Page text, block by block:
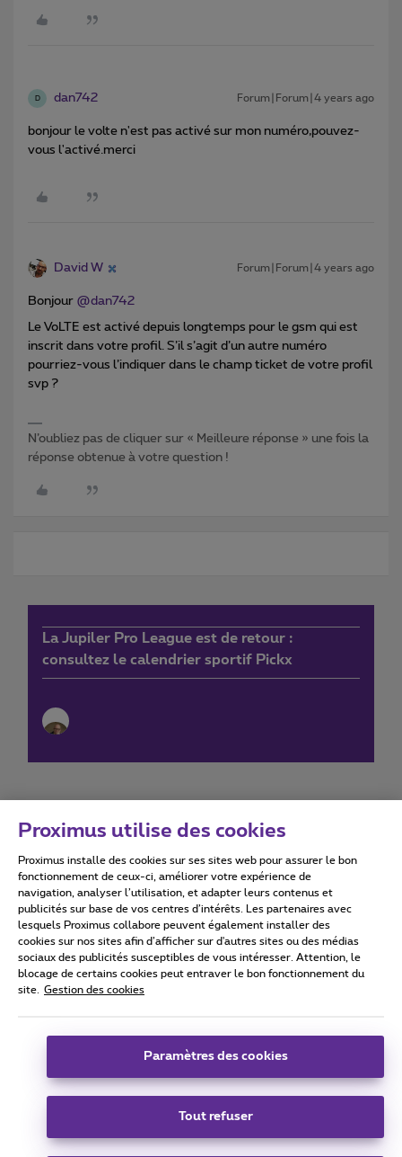
D dan742 Forum|Forum|4 years ago
bonjour le volte n'est pas activé sur mon numéro,pouvez-
vous l'activé.merci
David W Forum|Forum|4 years ago
Bonjour @dan742
Le VoLTE est activé depuis longtemps pour le gsm qui est
inscrit dans votre profil. S’il s’agit d’un autre numéro
pourriez-vous l’indiquer dans le champ ticket de votre profil
svp ?
N’oubliez pas de cliquer sur « Meilleure réponse » une fois la
réponse obtenue à votre question !
La Jupiler Pro League est de retour :
consultez le calendrier sportif Pickx
Conditions d'utilisation Accessibility statement
Tous droits réservés. © 2026 Proximus
Conditions générales, info consommateur
Coordonnées de l’entreprise
Boulevard du Roi Albert II 27 - B-1030 Bruxelles.
Proximus utilise des cookies
Proximus installe des cookies sur ses sites web pour assurer le bon
fonctionnement de ceux-ci, améliorer votre expérience de
navigation, analyser l’utilisation, et adapter leurs contenus et
publicités sur base de vos centres d’intérêts. Les partenaires avec
lesquels Proximus collabore peuvent également installer des
cookies sur nos sites afin d’afficher sur d'autres sites ou des médias
sociaux des publicités susceptibles de vous intéresser. Attention, le
blocage de certains cookies peut entraver le bon fonctionnement du
site.
Gestion des cookies
Paramètres des cookies
Tout refuser